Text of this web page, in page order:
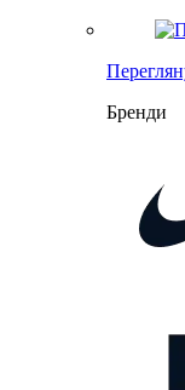
Бренди